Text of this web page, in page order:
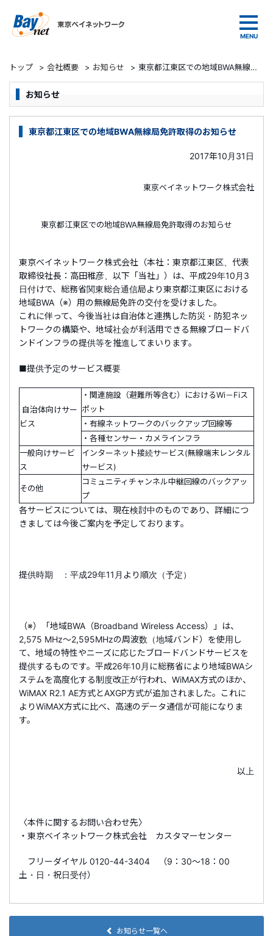
トップ > 会社概要 > お知らせ > 東京都江東区での地域BWA無線局免許取得のお知らせ
お知らせ
東京都江東区での地域BWA無線局免許取得のお知らせ
2017年10月31日
東京ベイネットワーク株式会社
東京都江東区での地域BWA無線局免許取得のお知らせ
東京ベイネットワーク株式会社（本社：東京都江東区、代表
取締役社長：高田稚彦、以下「当社」）は、平成29年10月3
日付けで、総務省関東総合通信局より東京都江東区における
地域BWA（※）用の無線局免許の交付を受けました。
これに伴って、今後当社は自治体と連携した防災・防犯ネッ
トワークの構築や、地域社会が利活用できる無線ブロードバ
ンドインフラの提供等を推進してまいります。
■提供予定のサービス概要
自治体向けサー
ビス
・関連施設（避難所等含む）におけるWi－Fiス
ポット
・有線ネットワークのバックアップ回線等
・各種センサー・カメラインフラ
一般向けサービ
ス
インターネット接続サービス(無線端末レンタル
サービス)
その他
コミュニティチャンネル中継回線のバックアッ
プ
各サービスについては、現在検討中のものであり、詳細につ
きましては今後ご案内を予定しております。
提供時期 ：平成29年11月より順次（予定）
（※）「地域BWA（Broadband Wireless Access）」は、
2,575 MHz～2,595MHzの周波数（地域バンド）を使用し
て、地域の特性やニーズに応じたブロードバンドサービスを
提供するものです。平成26年10月に総務省により地域BWAシ
ステムを高度化する制度改正が行われ、WiMAX方式のほか、
WiMAX R2.1 AE方式とAXGP方式が追加されました。これに
よりWiMAX方式に比べ、高速のデータ通信が可能になりま
す。
以上
〈本件に関するお問い合わせ先〉
・東京ベイネットワーク株式会社 カスタマーセンター
フリーダイヤル 0120-44-3404 （9：30～18：00
土・日・祝日受付）
お知らせ一覧へ